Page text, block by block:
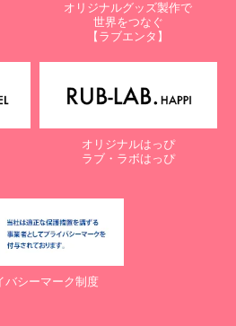
称及び、苦情の解決の申出先】
会推進協会
木一丁目9番9号 六本木ファースト
700-779
と提供されない場合に起こりうる影響
弊社に提供されるか否かは、お客様の
提供されない場合には、適切なサービ
ますので予めご了承ください。
オリジナルグッズ製作で
世界をつなぐ
【ラブエンタ】
オリジナルはっぴ
ラブ・ラボはっぴ
バシーマーク制度